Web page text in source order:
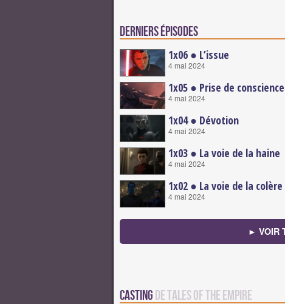
Derniers épisodes
1x06 ● L’issue
4 mai 2024
1x05 ● Prise de conscience
4 mai 2024
1x04 ● Dévotion
4 mai 2024
1x03 ● La voie de la haine
4 mai 2024
1x02 ● La voie de la colère
4 mai 2024
► VOIR
Casting de Tales of the Empire